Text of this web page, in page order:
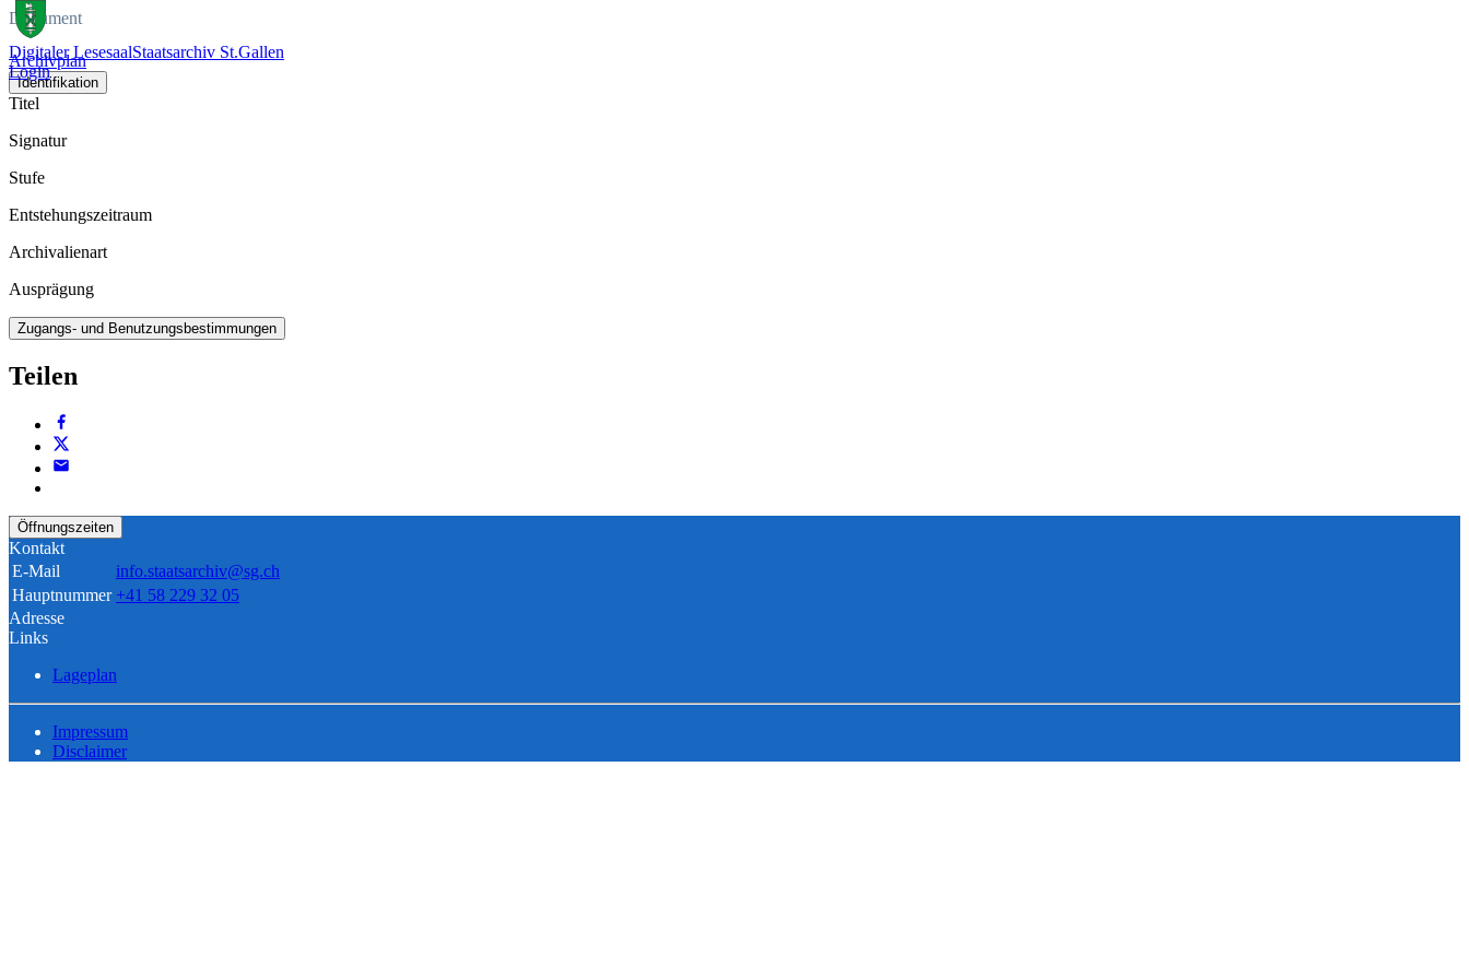
Digitaler LesesaalStaatsarchiv St.Gallen
Login
Dokument
Archivplan
Identifikation
Titel
Signatur
Stufe
Entstehungszeitraum
Archivalienart
Ausprägung
Zugangs- und Benutzungsbestimmungen
Teilen
Öffnungszeiten
Kontakt
E-Mail
info.staatsarchiv@sg.ch
Hauptnummer +41 58 229 32 05
Adresse
Links
Lageplan
Impressum
Disclaimer